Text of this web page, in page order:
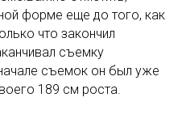
форме еще до того, как
что закончил
съемку
съемок он был уже
189 см роста.